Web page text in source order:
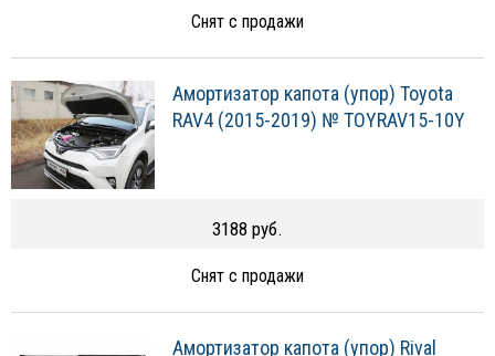
Снят с продажи
Амортизатор капота (упор) Toyota
RAV4 (2015-2019) № TOYRAV15-10Y
3188 руб.
Снят с продажи
Амортизатор капота (упор) Rival